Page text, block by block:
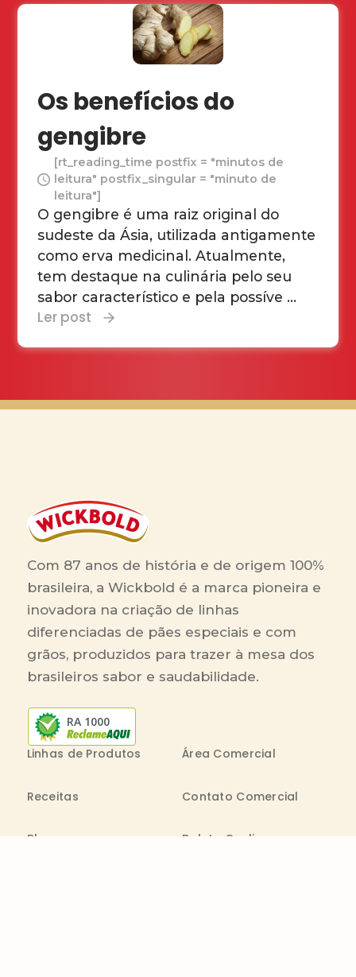
Os benefícios do
gengibre
[rt_reading_time postfix = "minutos de
leitura" postfix_singular = "minuto de
leitura"]
O gengibre é uma raiz original do
sudeste da Ásia, utilizada antigamente
como erva medicinal. Atualmente,
tem destaque na culinária pelo seu
sabor característico e pela possíve ...
Ler post
Com 87 anos de história e de origem 100%
brasileira, a Wickbold é a marca pioneira e
inovadora na criação de linhas
diferenciadas de pães especiais e com
grãos, produzidos para trazer à mesa dos
brasileiros sabor e saudabilidade.
RA 1000
Linhas de Produtos Área Comercial
Receitas Contato Comercial
Blog Boleto On-line